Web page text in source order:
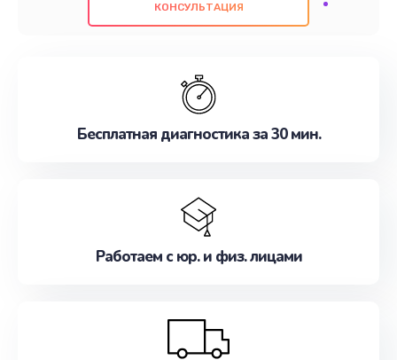
проведенных работ. Наша цель - предоставить
наилучшим образом. Не медлите записаться на
КОНСУЛЬТАЦИЯ
Бесплатная диагностика за 30 мин.
Работаем с юр. и физ. лицами